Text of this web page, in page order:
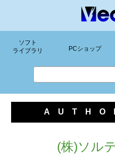
ソフト
ライブラリ
PCショップ
(株)ソル